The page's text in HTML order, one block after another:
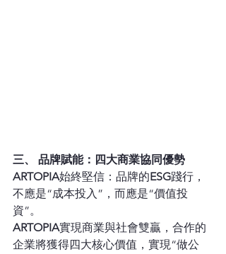
三、 品牌賦能：四大商業協同優勢
ARTOPIA始終堅信：品牌的ESG踐行，
不應是“成本投入”，而應是“價值投
資”。
ARTOPIA實現商業與社會雙贏，合作的
企業將獲得四大核心價值，實現“做公